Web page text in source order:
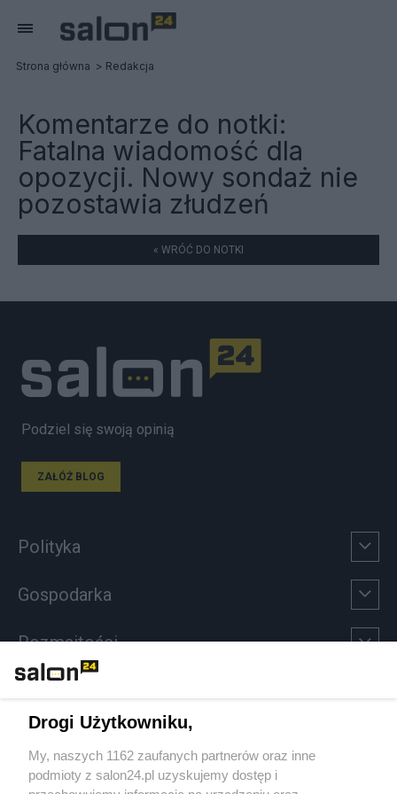
Strona główna Redakcja
Komentarze do notki:
Fatalna wiadomość dla
opozycji. Nowy sondaż nie
pozostawia złudzeń
« WRÓĆ DO NOTKI
Podziel się swoją opinią
ZAŁÓŻ BLOG
Polityka
Gospodarka
Rozmaitości
Sport
Społeczeństwo
Drogi Użytkowniku,
My, naszych 1162 zaufanych partnerów oraz inne
podmioty z salon24.pl uzyskujemy dostęp i